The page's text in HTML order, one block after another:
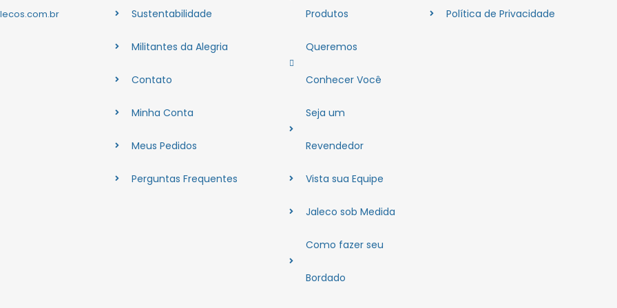
Sustentabilidade
Militantes da Alegria
Contato
Minha Conta
Meus Pedidos
Perguntas Frequentes
Produtos
Queremos
Conhecer Você
Seja um
Revendedor
Vista sua Equipe
Jaleco sob Medida
Como fazer seu
Bordado
Política de Privacidade